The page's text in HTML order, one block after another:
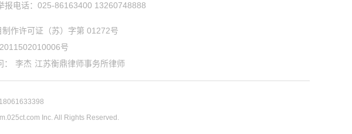
报电话：025-86163400 13260748888
制作许可证（苏）字第 01272号
号
李杰 江苏衡鼎律师事务所律师
Inc. All Rights Reserved.